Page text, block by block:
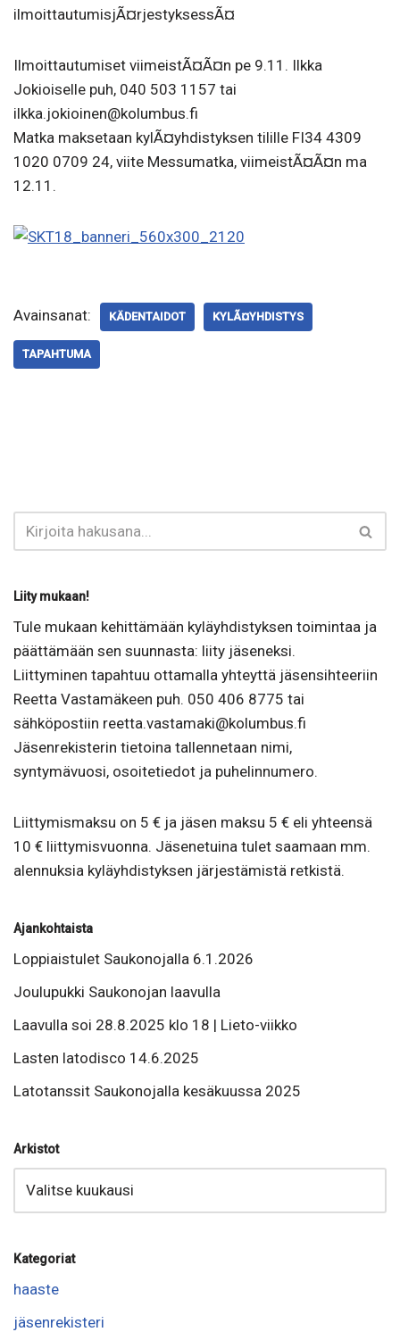
ilmoittautumisjÃ¤rjestyksessÃ¤
Ilmoittautumiset viimeistÃ¤Ã¤n pe 9.11. Ilkka
Jokioiselle puh, 040 503 1157 tai
ilkka.jokioinen@kolumbus.fi
Matka maksetaan kylÃ¤yhdistyksen tilille FI34 4309
1020 0709 24, viite Messumatka, viimeistÃ¤Ã¤n ma
12.11.
Avainsanat: KÄDENTAIDOT KYLÃ¤YHDISTYS
TAPAHTUMA
Liity mukaan!
Tule mukaan kehittämään kyläyhdistyksen toimintaa ja
päättämään sen suunnasta: liity jäseneksi.
Liittyminen tapahtuu ottamalla yhteyttä jäsensihteeriin
Reetta Vastamäkeen puh. 050 406 8775 tai
sähköpostiin reetta.vastamaki@kolumbus.fi
Jäsenrekisterin tietoina tallennetaan nimi,
syntymävuosi, osoitetiedot ja puhelinnumero.
Liittymismaksu on 5 € ja jäsen maksu 5 € eli yhteensä
10 € liittymisvuonna. Jäsenetuina tulet saamaan mm.
alennuksia kyläyhdistyksen järjestämistä retkistä.
Ajankohtaista
Loppiaistulet Saukonojalla 6.1.2026
Joulupukki Saukonojan laavulla
Laavulla soi 28.8.2025 klo 18 | Lieto-viikko
Lasten latodisco 14.6.2025
Latotanssit Saukonojalla kesäkuussa 2025
Arkistot
Kategoriat
haaste
jäsenrekisteri